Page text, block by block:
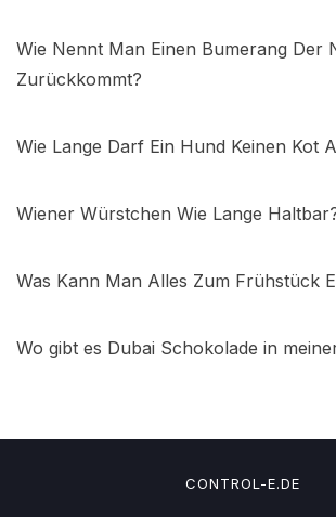
Wie Nennt Man Einen Bumerang Der
Zurückkommt?
Wie Lange Darf Ein Hund Keinen Kot
Wiener Würstchen Wie Lange
Was Kann Man Alles Zum Frühstück
Wo gibt es Dubai Schokolade in
CONTROL-E.DE